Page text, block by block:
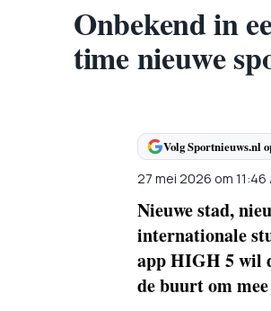
Onbekend in
time nieuwe
Volg Sportnieuws.nl
27 mei 2026 om 11:46
Nieuwe stad,
internationale
app HIGH 5 wil
de buurt om